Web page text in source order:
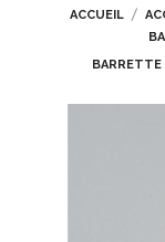
ACCUEIL
BARRETTE